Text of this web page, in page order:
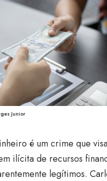
Junior
é um crime que
ilícita de recursos
legítimos.